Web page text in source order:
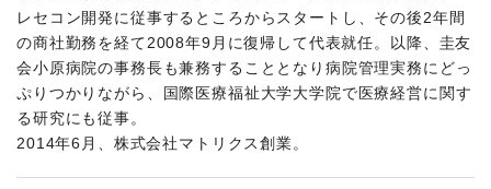
レセコン開発に従事するところからスタートし、その後2年間
の商社勤務を経て2008年9月に復帰して代表就任。以降、圭友
会小原病院の事務長も兼務することとなり病院管理実務にどっ
ぷりつかりながら、国際医療福祉大学大学院で医療経営に関す
る研究にも従事。
2014年6月、株式会社マトリクス創業。